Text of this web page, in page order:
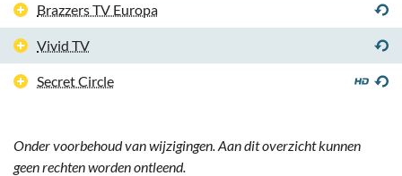
Brazzers TV Europa
Vivid TV
Secret Circle
Onder voorbehoud van wijzigingen. Aan dit overzicht kunnen
geen rechten worden ontleend.